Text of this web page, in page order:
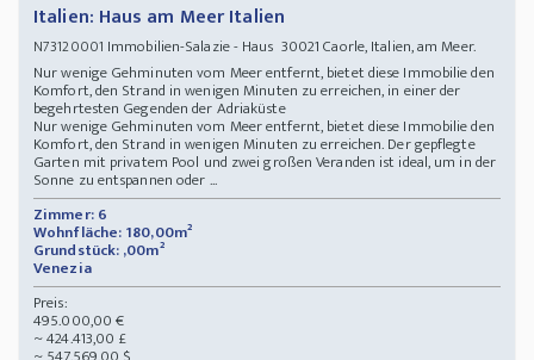
Italien: Haus am Meer Italien
N73120001 Immobilien-Salazie - Haus 30021 Caorle, Italien, am Meer.
Nur wenige Gehminuten vom Meer entfernt, bietet diese Immobilie den
Komfort, den Strand in wenigen Minuten zu erreichen, in einer der
begehrtesten Gegenden der Adriaküste
Nur wenige Gehminuten vom Meer entfernt, bietet diese Immobilie den
Komfort, den Strand in wenigen Minuten zu erreichen. Der gepflegte
Garten mit privatem Pool und zwei großen Veranden ist ideal, um in der
Sonne zu entspannen oder ...
Zimmer: 6
Wohnfläche: 180,00m²
Grundstück: ,00m²
Venezia
Preis:
495.000,00 €
~ 424.413,00 £